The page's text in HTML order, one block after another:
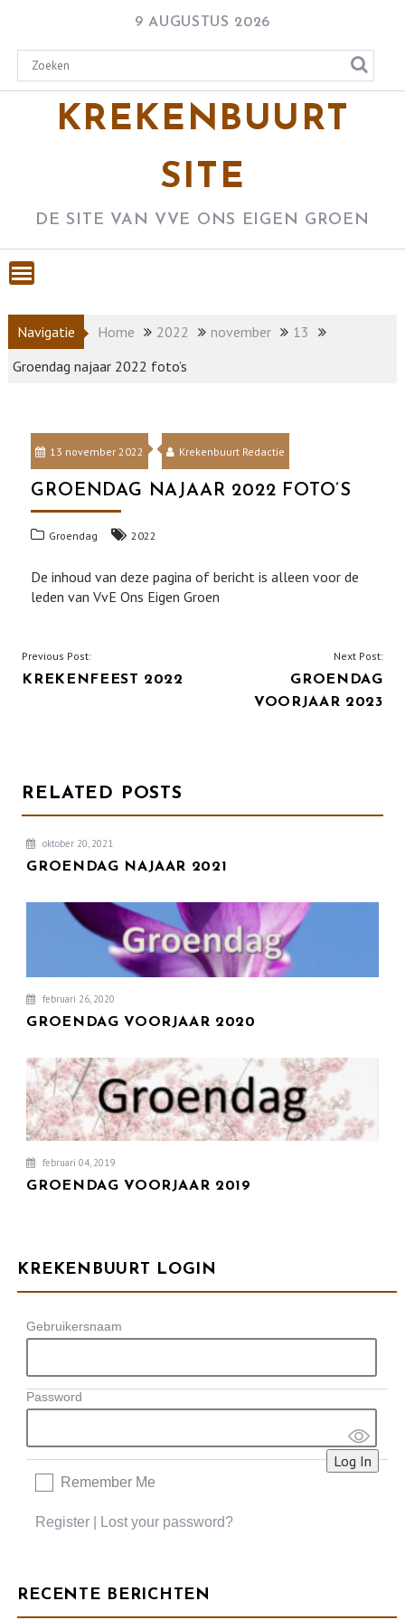
content
9 AUGUSTUS 2026
KREKENBUURT
SITE
DE SITE VAN VVE ONS EIGEN GROEN
Navigatie Home 2022 november
13
Groendag najaar 2022 foto’s
13 november 2022 Krekenbuurt Redactie
GROENDAG NAJAAR 2022 FOTO’S
Groendag 2022
De inhoud van deze pagina of bericht is alleen voor de
leden van VvE Ons Eigen Groen
BERICHT
NAVIGATIE
Previous Post:
KREKENFEEST 2022
Next Post:
GROENDAG
VOORJAAR 2023
RELATED POSTS
oktober 20, 2021
GROENDAG NAJAAR 2021
februari 26, 2020
GROENDAG VOORJAAR 2020
februari 04, 2019
GROENDAG VOORJAAR 2019
KREKENBUURT LOGIN
Gebruikersnaam
Password
Remember Me
Register Lost your password?
RECENTE BERICHTEN